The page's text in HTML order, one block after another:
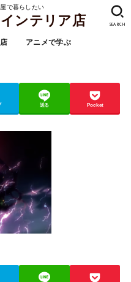
で暮らしたい
ンテリア店
アニメで学ぶ
SEARCH
送る Pocket